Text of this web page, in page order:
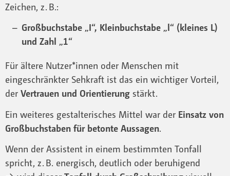
Zeichen, z. B.:
Großbuchstabe „I“, Kleinbuchstabe „l“ (kleines L)
und Zahl „1“
Für ältere Nutzer*innen oder Menschen mit
eingeschränkter Sehkraft ist das ein wichtiger Vorteil,
der Vertrauen und Orientierung stärkt.
Ein weiteres gestalterisches Mittel war der Einsatz von
Großbuchstaben für betonte Aussagen.
Wenn der Assistent in einem bestimmten Tonfall
spricht, z. B. energisch, deutlich oder beruhigend